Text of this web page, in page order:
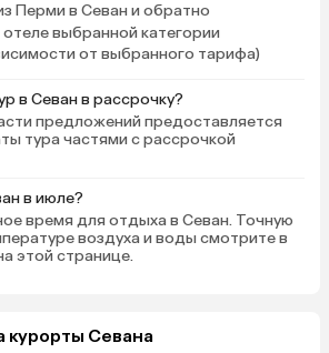
Перми в Севан и обратно
выбранной категории
от выбранного тарифа)
в Севан в рассрочку?
предложений предоставляется
тура частями с рассрочкой
в июле?
время для отдыха в Севан. Точную
воздуха и воды смотрите в
этой странице.
курорты Севана